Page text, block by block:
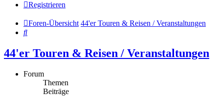
Registrieren
Foren-Übersicht 44'er Touren & Reisen / Veranstaltungen
Suche
44'er Touren & Reisen / Veranstaltungen
Forum
Themen
Beiträge